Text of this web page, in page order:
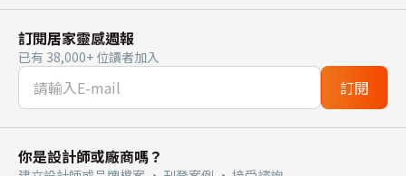
訂閱居家靈感週報
已有 38,000+ 位讀者加入
訂閱
你是設計師或廠商嗎？